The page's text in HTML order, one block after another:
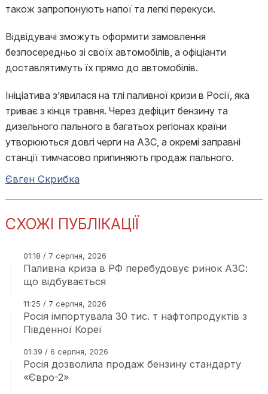
також запропонують напої та легкі перекуси.
Відвідувачі зможуть оформити замовлення
безпосередньо зі своїх автомобілів, а офіціанти
доставлятимуть їх прямо до автомобілів.
Ініціатива з’явилася на тлі паливної кризи в Росії, яка
триває з кінця травня. Через дефіцит бензину та
дизельного пального в багатьох регіонах країни
утворюються довгі черги на АЗС, а окремі заправні
станції тимчасово припиняють продаж пального.
Євген Скрибка
СХОЖІ ПУБЛІКАЦІЇ
01:18 / 7 серпня, 2026
Паливна криза в РФ перебудовує ринок АЗС:
що відбувається
11:25 / 7 серпня, 2026
Росія імпортувала 30 тис. т нафтопродуктів з
Південної Кореї
01:39 / 6 серпня, 2026
Росія дозволила продаж бензину стандарту
«Євро-2»